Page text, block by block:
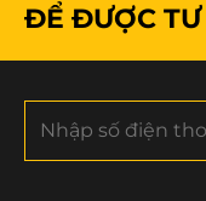
ĐỂ ĐƯỢC TƯ